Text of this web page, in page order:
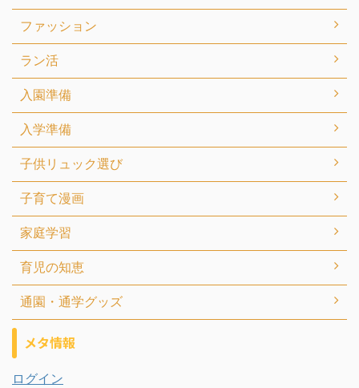
ファッション
ラン活
入園準備
入学準備
子供リュック選び
子育て漫画
家庭学習
育児の知恵
通園・通学グッズ
メタ情報
ログイン